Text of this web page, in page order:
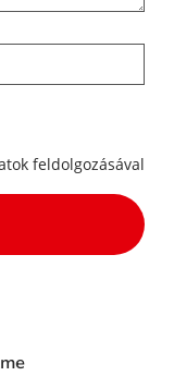
feldolgozásával